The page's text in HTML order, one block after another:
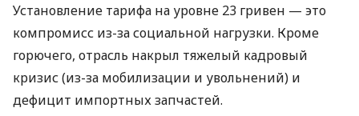
Установление тарифа на уровне 23 гривен — это
компромисс из-за социальной нагрузки. Кроме
горючего, отрасль накрыл тяжелый кадровый
кризис (из-за мобилизации и увольнений) и
дефицит импортных запчастей.